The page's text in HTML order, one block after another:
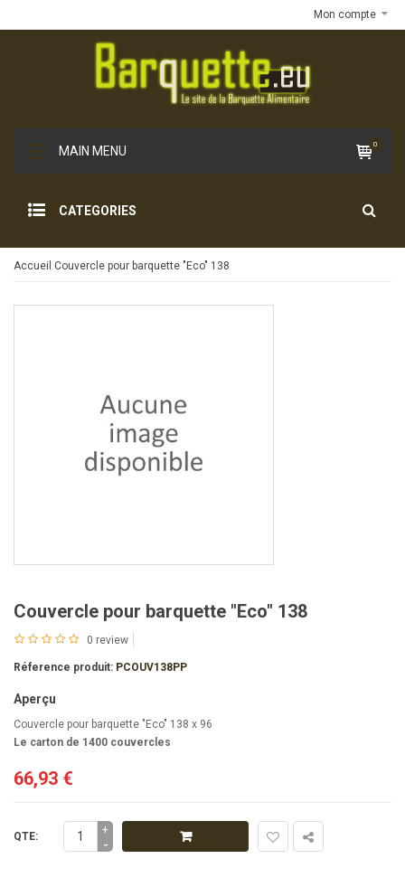
Mon compte
MAIN MENU 0
CATEGORIES
Accueil Couvercle pour barquette "Eco" 138
Couvercle pour barquette "Eco" 138
0 review
Réference produit: PCOUV138PP
Aperçu
Couvercle pour barquette "Eco" 138 x 96
Le carton de 1400 couvercles
66,93 €
QTE: +
-